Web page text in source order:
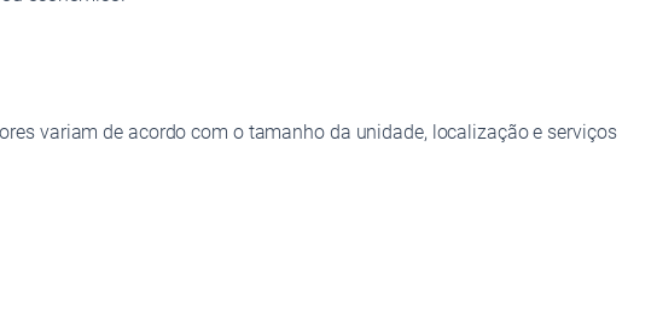
variam de acordo com o tamanho da unidade, localização e serviços